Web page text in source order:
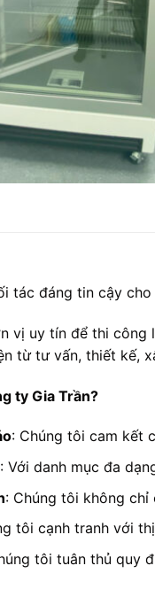
tác đáng tin cậy cho
vị uy tín để thi
từ tư vấn, thiết kế,
ty Gia Trần?
: Chúng tôi cam kết
: Với danh mục đa
: Chúng tôi không
tôi cạnh tranh với
tôi tuân thủ quy